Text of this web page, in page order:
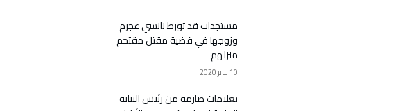
مستجدات قد تورط نانسي عجرم
وزوجها في قضية مقتل مقتحم
منزلهم
10 يناير 2020
تعليمات صارمة من رئيس النيابة